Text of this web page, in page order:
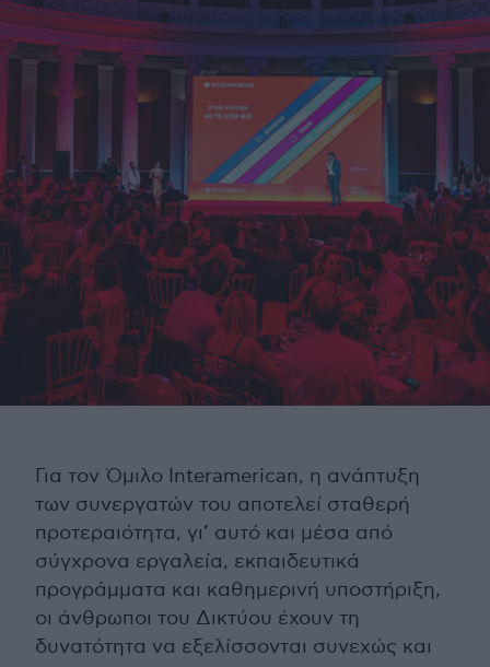
Για τον Όμιλο Interamerican, η ανάπτυξη
των συνεργατών του αποτελεί σταθερή
προτεραιότητα, γι’ αυτό και μέσα από
σύγχρονα εργαλεία, εκπαιδευτικά
προγράμματα και καθημερινή υποστήριξη,
οι άνθρωποι του Δικτύου έχουν τη
δυνατότητα να εξελίσσονται συνεχώς και